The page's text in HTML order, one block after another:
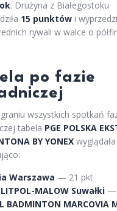
. Drużyna z Białegostoku
15 punktów i
rywali w walce o
po fazie
wszystkich spotkań
tabela PGE POLSKA
BY YONEX wyglądała
Warszawa — 21 pkt
LITPOL-MALOW Suwałki —
BADMINTON MARCOVIA